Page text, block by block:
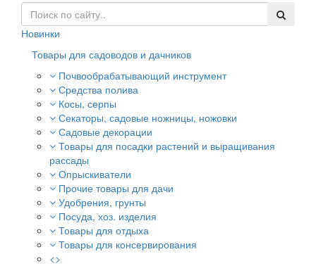
Новинки
Товары для садоводов и дачников
Почвообрабатывающий инструмент
Средства полива
Косы, серпы
Секаторы, садовые ножницы, ножовки
Садовые декорации
Товары для посадки растений и выращивания
рассады
Опрыскиватели
Прочие товары для дачи
Удобрения, грунты
Посуда, хоз. изделия
Товары для отдыха
Товары для консервирования
<>